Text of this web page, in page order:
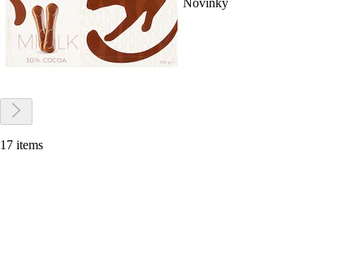
Novinky
17 items